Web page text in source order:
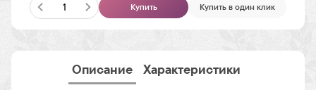
Купить Купить в один клик
Описание
Характеристики